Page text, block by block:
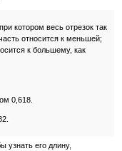
котором весь отрезок так
относится к меньшей;
к большему, как
0,618.
узнать его длину,